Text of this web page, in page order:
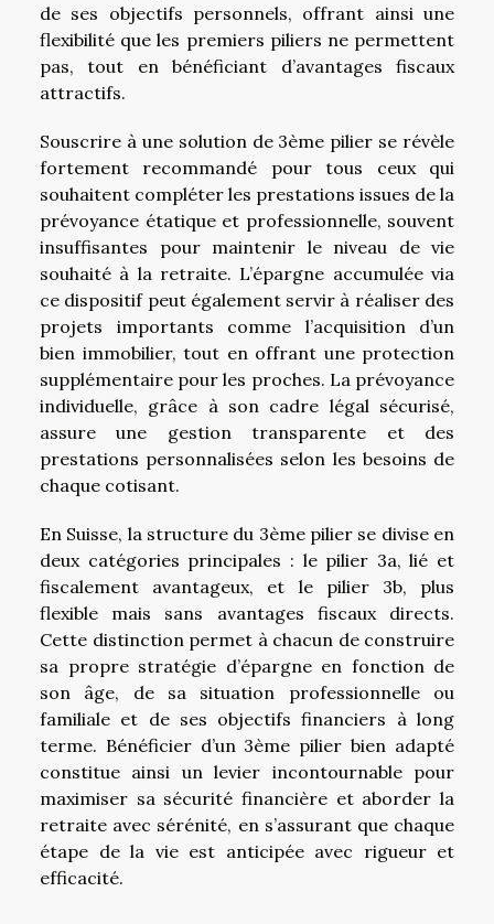
de ses objectifs personnels, offrant ainsi une
flexibilité que les premiers piliers ne permettent
pas, tout en bénéficiant d’avantages fiscaux
attractifs.
Souscrire à une solution de 3ème pilier se révèle
fortement recommandé pour tous ceux qui
souhaitent compléter les prestations issues de la
prévoyance étatique et professionnelle, souvent
insuffisantes pour maintenir le niveau de vie
souhaité à la retraite. L’épargne accumulée via
ce dispositif peut également servir à réaliser des
projets importants comme l’acquisition d’un
bien immobilier, tout en offrant une protection
supplémentaire pour les proches. La prévoyance
individuelle, grâce à son cadre légal sécurisé,
assure une gestion transparente et des
prestations personnalisées selon les besoins de
chaque cotisant.
En Suisse, la structure du 3ème pilier se divise en
deux catégories principales : le pilier 3a, lié et
fiscalement avantageux, et le pilier 3b, plus
flexible mais sans avantages fiscaux directs.
Cette distinction permet à chacun de construire
sa propre stratégie d’épargne en fonction de
son âge, de sa situation professionnelle ou
familiale et de ses objectifs financiers à long
terme. Bénéficier d’un 3ème pilier bien adapté
constitue ainsi un levier incontournable pour
maximiser sa sécurité financière et aborder la
retraite avec sérénité, en s’assurant que chaque
étape de la vie est anticipée avec rigueur et
efficacité.